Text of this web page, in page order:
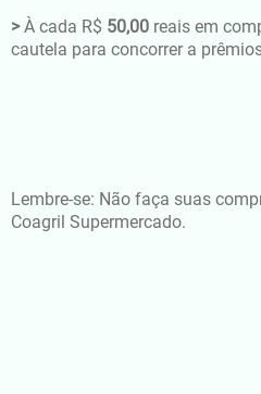
>À cada R$ 50,00 reais em
cautela para concorrer a
Lembre-se: Não faça suas
Coagril Supermercado.